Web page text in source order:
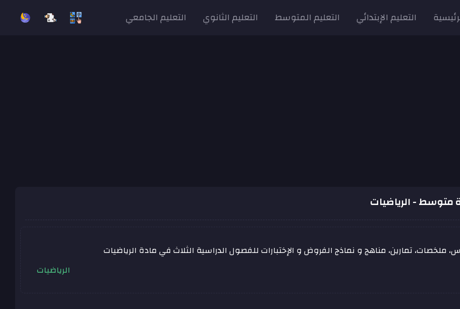
التعليم الإبتدائي التعليم المتوسط التعليم الثانوي التعليم الجامعي
متوسط - الرياضيات
ملخصات، تمارين، مناهج و نماذج الفروض و الإختبارات للفصول الدراسية الثلاث في مادة الرياضيات
الرياضيات